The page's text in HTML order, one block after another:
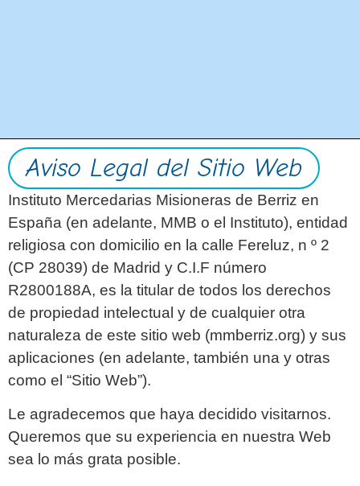
Aviso Legal del Sitio Web
Instituto Mercedarias Misioneras de Berriz en
España (en adelante, MMB o el Instituto), entidad
religiosa con domicilio en la calle Fereluz, n º 2
(CP 28039) de Madrid y C.I.F número
R2800188A, es la titular de todos los derechos
de propiedad intelectual y de cualquier otra
naturaleza de este sitio web (mmberriz.org) y sus
aplicaciones (en adelante, también una y otras
como el “Sitio Web”).
Le agradecemos que haya decidido visitarnos.
Queremos que su experiencia en nuestra Web
sea lo más grata posible.